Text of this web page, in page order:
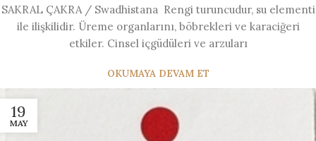
SAKRAL ÇAKRA / Swadhistana Rengi turuncudur, su elementi
ile ilişkilidir. Üreme organlarını, böbrekleri ve karaciğeri
etkiler. Cinsel içgüdüleri ve arzuları
OKUMAYA DEVAM ET
19
MAY